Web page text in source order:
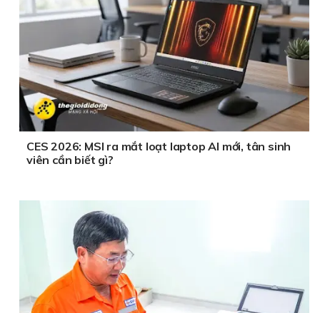
CES 2026: MSI ra mắt loạt laptop AI mới, tân sinh
viên cần biết gì?